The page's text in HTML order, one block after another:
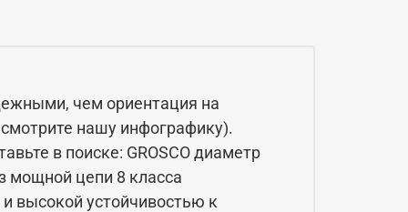
чем ориентация на
нашу инфографику).
в поиске: GROSCO диаметр
мощной цепи 8 класса
высокой устойчивостью к